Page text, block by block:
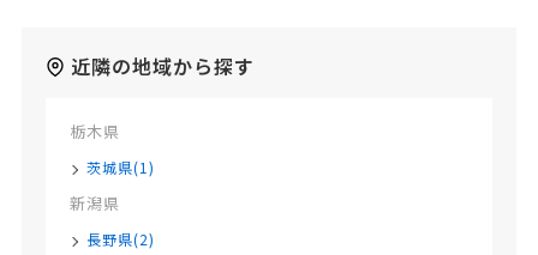
近隣の地域から探す
栃木県
茨城県(1)
新潟県
長野県(2)